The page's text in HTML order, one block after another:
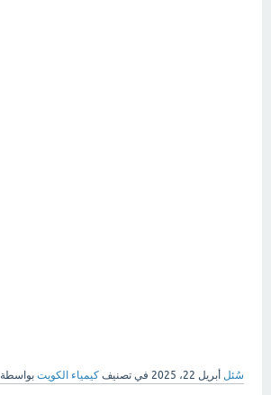
سُئل أبريل 22، 2025 في تصنيف كيمياء الكويت بواسطة